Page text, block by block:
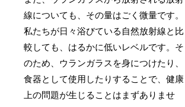
線についても、その量はごく微量です。
私たちが日々浴びている自然放射線と比
較しても、はるかに低いレベルです。そ
のため、ウランガラスを身につけたり、
食器として使用したりすることで、健康
上の問題が生じることはまずありませ